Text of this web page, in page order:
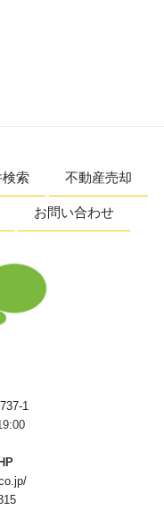
索 不動産売却
お問い合わせ
1